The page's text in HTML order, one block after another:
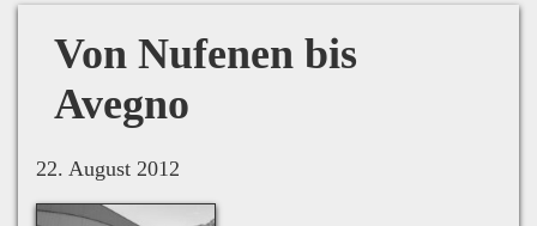
Von Nufenen bis
Avegno
22. August 2012